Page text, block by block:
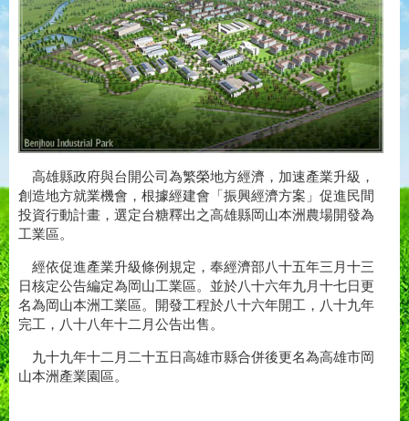
高雄縣政府與台開公司為繁榮地方經濟，加速產業升級，
創造地方就業機會，根據經建會「振興經濟方案」促進民間
投資行動計畫，選定台糖釋出之高雄縣岡山本洲農場開發為
工業區。
經依促進產業升級條例規定，奉經濟部八十五年三月十三
日核定公告編定為岡山工業區。並於八十六年九月十七日更
名為岡山本洲工業區。開發工程於八十六年開工，八十九年
完工，八十八年十二月公告出售。
九十九年十二月二十五日高雄市縣合併後更名為高雄市岡
山本洲產業園區。